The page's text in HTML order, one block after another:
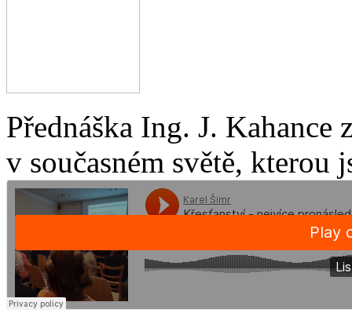
Přednáška Ing. J.
v současném světě, kterou